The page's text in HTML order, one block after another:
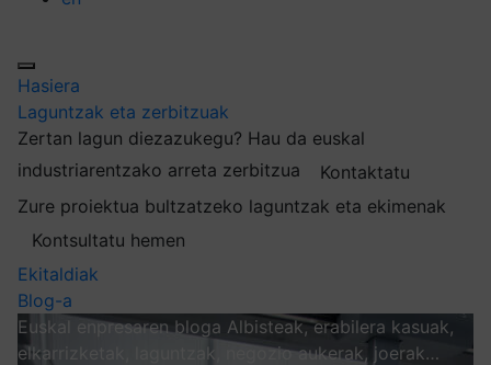
Hasiera
Laguntzak eta zerbitzuak
Zertan lagun diezazukegu? Hau da euskal
industriarentzako arreta zerbitzua
Kontaktatu
Zure proiektua bultzatzeko laguntzak eta ekimenak
Kontsultatu hemen
Ekitaldiak
Blog-a
Euskal enpresaren bloga Albisteak, erabilera kasuak,
elkarrizketak, laguntzak, negozio aukerak, joerak…